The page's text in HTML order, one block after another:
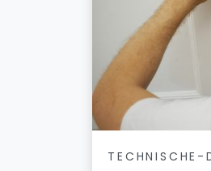
TECHNISCHE-